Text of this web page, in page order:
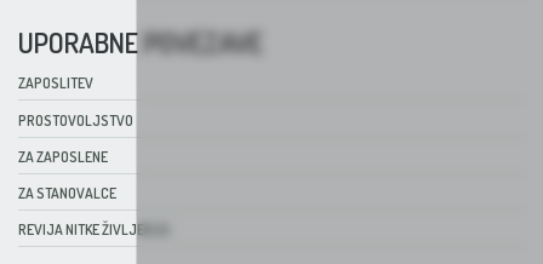
UPORABNE POVEZAVE
ZAPOSLITEV
PROSTOVOLJSTVO
ZA ZAPOSLENE
ZA STANOVALCE
REVIJA NITKE ŽIVLJENJA